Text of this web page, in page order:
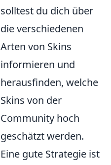
solltest du dich über
die verschiedenen
Arten von Skins
informieren und
herausfinden, welche
Skins von der
Community hoch
geschätzt werden.
Eine gute Strategie ist